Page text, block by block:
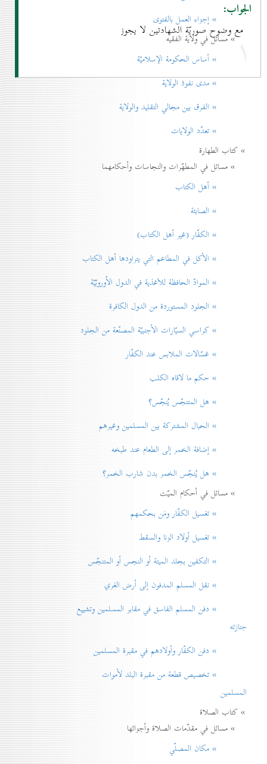
الجواب:
مع وضوح صوريّة الشهادتين لا يجوز
۱
» إجزاء العمل بالفتوی
» مسائل في ولاية الفقيه
» أساس الحكومة الإسلاميّة
» مدی نفوذ الولاية
» الفرق بين مجالي التقليد والولاية
» تعدّد الولايات
» كتاب الطهارة
» مسائل في المطهّرات والنجاسات وأحكامهما
» أهل الكتاب
» الصابئة
» الكفّار (غير أهل الكتاب)
» الأكل في المطاعم التي يتراودها أهل الكتاب
» الموادّ الحافظة للأغذية في الدول الاُوروبّيّة
» الجلود المستوردة من الدول الكافرة
» كراسي السيّارات الأجنبيّة المصنّعة من الجلود
» غسّالات الملابس عند الكفّار
» حكم ما لاقاه الكلب
» هل المتنجّس يُنجّس؟
» الحبال المشتركة بين المسلمين وغيرهم
» إضافة الخمر إلی الطعام عند طبخه
» هل يُنجّس الخمر بدن شارب الخمر؟
» مسائل في أحكام الميّت
» تغسيل الكفّار ومَن بحكمهم
» تغسيل أولاد الزنا والسقط
» التكفين بجلد الميتة أو النجس أو المتنجّس
» نقل المسلم المدفون إلی أرض الغري
» دفن المسلم الفاسق في مقابر المسلمين وتشييع
جنازته
» دفن الكفّار وأولادهم في مقبرة المسلمين
» تخصيص قطعة من مقبرة البلد لأموات
المسلمين
» كتاب الصلاة
» مسائل في مقدّمات الصلاة وأجزائها
» مكان المصلّي